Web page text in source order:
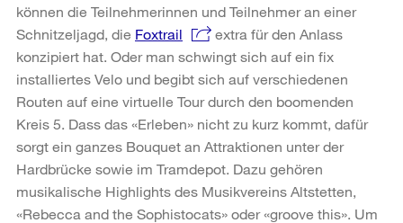
können die Teilnehmerinnen und Teilnehmer an einer
Schnitzeljagd, die Foxtrail
extra für den Anlass
konzipiert hat. Oder man schwingt sich auf ein fix
installiertes Velo und begibt sich auf verschiedenen
Routen auf eine virtuelle Tour durch den boomenden
Kreis 5. Dass das «Erleben» nicht zu kurz kommt, dafür
sorgt ein ganzes Bouquet an Attraktionen unter der
Hardbrücke sowie im Tramdepot. Dazu gehören
musikalische Highlights des Musikvereins Altstetten,
«Rebecca and the Sophistocats» oder «groove this». Um